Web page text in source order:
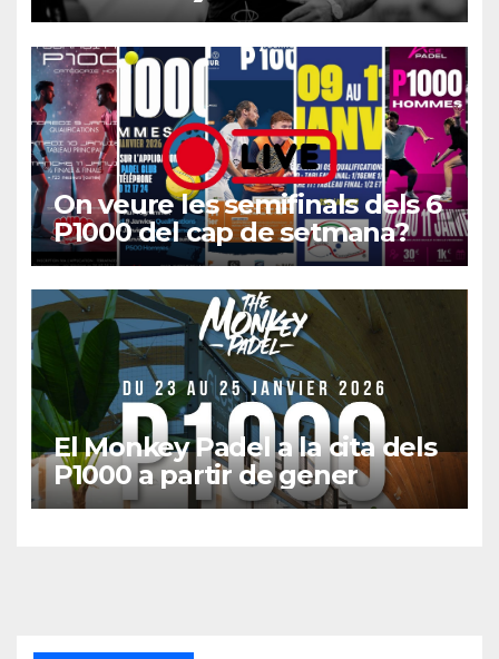
On veure les semifinals dels 6
P1000 del cap de setmana?
El Monkey Padel a la cita dels
P1000 a partir de gener